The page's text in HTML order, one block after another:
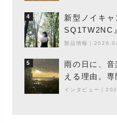
4
新型ノイキ
SQ1TW2NC
木”になり得
製品情報
5
雨の日に、音
える理由。
ンドスケープ
インタビュー